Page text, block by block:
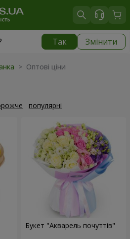
Так Змінити
|
> Оптові ціни
популярні
Букет "Акварель почуттів"